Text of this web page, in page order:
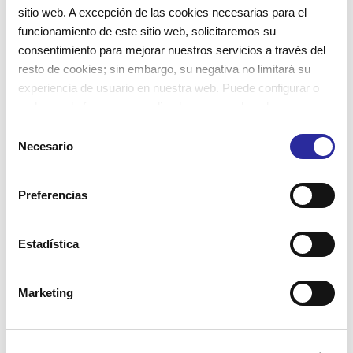
sitio web. A excepción de las cookies necesarias para el
funcionamiento de este sitio web, solicitaremos su
consentimiento para mejorar nuestros servicios a través del
resto de cookies; sin embargo, su negativa no limitará su
experiencia de usuario en nuestra web. Puede configurar o
rechazar de forma personalizada su uso pulsando
nuestraPolítica de Cookies
Necesario
Preferencias
Estadística
Marketing
+ Info
¿Nos sigues?